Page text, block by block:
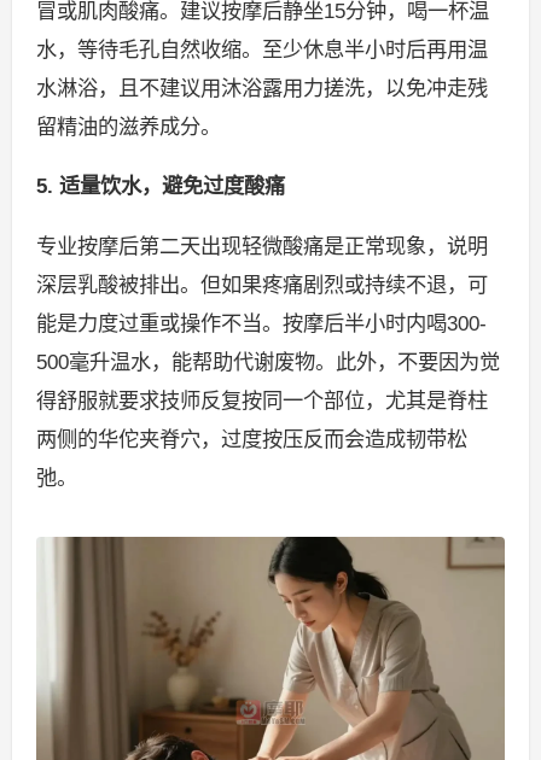
冒或肌肉酸痛。建议按摩后静坐15分钟，喝一杯温
水，等待毛孔自然收缩。至少休息半小时后再用温
水淋浴，且不建议用沐浴露用力搓洗，以免冲走残
留精油的滋养成分。
5. 适量饮水，避免过度酸痛
专业按摩后第二天出现轻微酸痛是正常现象，说明
深层乳酸被排出。但如果疼痛剧烈或持续不退，可
能是力度过重或操作不当。按摩后半小时内喝300-
500毫升温水，能帮助代谢废物。此外，不要因为觉
得舒服就要求技师反复按同一个部位，尤其是脊柱
两侧的华佗夹脊穴，过度按压反而会造成韧带松
弛。